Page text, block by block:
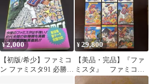
¥2,000
【初版/希少】ファミコ
ン ファミスタ91 必勝攻
¥29,800
【美品・完品】『ファ
ミスタ』 ファミコン
全９タイトルセット